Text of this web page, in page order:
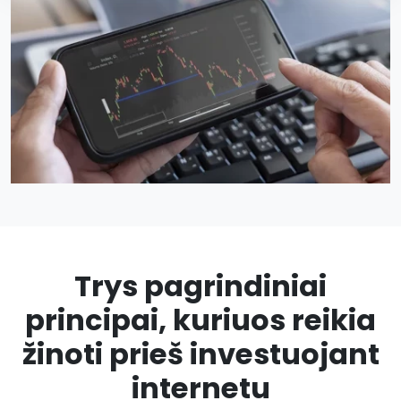
Trys pagrindiniai
principai, kuriuos reikia
žinoti prieš investuojant
internetu